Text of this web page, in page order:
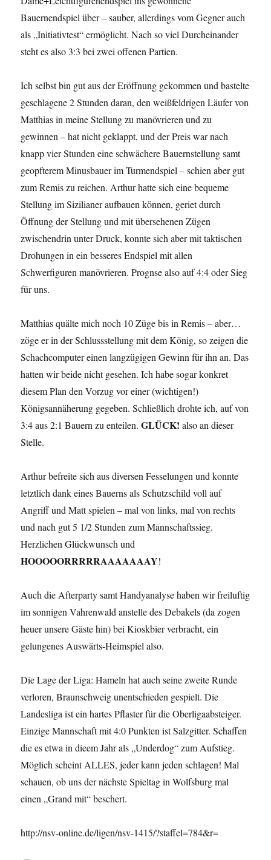
Bauernendspiel über – sauber, allerdings vom Gegner auch
als „Initiativtest“ ermöglicht. Nach so viel Durcheinander
steht es also 3:3 bei zwei offenen Partien.
Ich selbst bin gut aus der Eröffnung gekommen und bastelte
geschlagene 2 Stunden daran, den weißfeldrigen Läufer von
Matthias in meine Stellung zu manövrieren und zu
gewinnen – hat nicht geklappt, und der Preis war nach
knapp vier Stunden eine schwächere Bauernstellung samt
geopfterem Minusbauer im Turmendspiel – schien aber gut
zum Remis zu reichen. Arthur hatte sich eine bequeme
Stellung im Sizilianer aufbauen können, geriet durch
Öffnung der Stellung und mit übersehenen Zügen
zwischendrin unter Druck, konnte sich aber mit taktischen
Drohungen in ein besseres Endspiel mit allen
Schwerfiguren manövrieren. Prognse also auf 4:4 oder Sieg
für uns.
Matthias quälte mich noch 10 Züge bis in Remis – aber…
zöge er in der Schlussstellung mit dem König, so zeigen die
Schachcomputer einen langzügigen Gewinn für ihn an. Das
hatten wir beide nicht gesehen. Ich habe sogar konkret
diesem Plan den Vorzug vor einer (wichtigen!)
Königsannäherung gegeben. Schließlich drohte ich, auf von
3:4 aus 2:1 Bauern zu enteilen.GLÜCK! also an dieser
Stelle.
Arthur befreite sich aus diversen Fesselungen und konnte
letztlich dank eines Bauerns als Schutzschild voll auf
Angriff und Matt spielen – mal von links, mal von rechts
und nach gut 5 1/2 Stunden zum Mannschaftssieg.
Herzlichen Glückwunsch und
HOOOOORRRRRAAAAAAAY!
Auch die Afterparty samt Handyanalyse haben wir freiluftig
im sonnigen Vahrenwald anstelle des Debakels (da zogen
heuer unsere Gäste hin) bei Kioskbier verbracht, ein
gelungenes Auswärts-Heimspiel also.
Die Lage der Liga: Hameln hat auch seine zweite Runde
verloren, Braunschweig unentschieden gespielt. Die
Landesliga ist ein hartes Pflaster für die Oberligaabsteiger.
Einzige Mannschaft mit 4:0 Punkten ist Salzgitter. Schaffen
die es etwa in dieem Jahr als „Underdog“ zum Aufstieg.
Möglich scheint ALLES, jeder kann jeden schlagen! Mal
schauen, ob uns der nächste Spieltag in Wolfsburg mal
einen „Grand mit“ beschert.
http://nsv-online.de/ligen/nsv-1415/?staffel=784&r=